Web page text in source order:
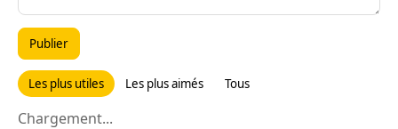
Publier
Les plus utiles Les plus aimés Tous
Chargement...